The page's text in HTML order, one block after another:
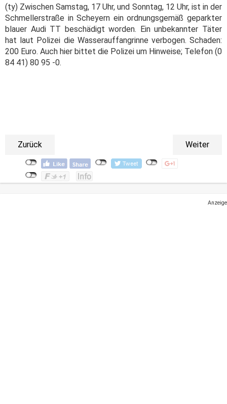
(ty) Zwischen Samstag, 17 Uhr, und Sonntag, 12 Uhr, ist in der
Schmellerstraße in Scheyern ein ordnungsgemäß geparkter
blauer Audi TT beschädigt worden. Ein unbekannter Täter
hat laut Polizei die Wasserauffangrinne verbogen. Schaden:
200 Euro. Auch hier bittet die Polizei um Hinweise; Telefon (0
84 41) 80 95 -0.
Zurück Weiter
Anzeige